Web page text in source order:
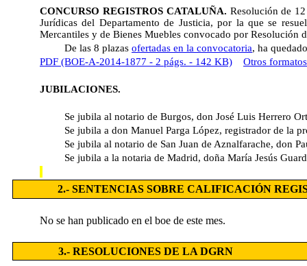
CONCURSO REGISTROS CATALUÑA. Resolución de
Jurídicas del Departamento de Justicia, por la que se
Mercantiles y de Bienes Muebles convocado por Resolución
De las 8 plazas ofertadas en la convocatoria, ha
PDF (BOE-A-2014-1877 - 2 págs. - 142 KB)
Otros formatos
JUBILACIONES.
Se jubila al notario de Burgos, don José Luis Herrero
Se jubila a don Manuel Parga López, registrador de la
Se jubila al notario de San Juan de Aznalfarache, don
Se jubila a la notaria de Madrid, doña María Jesús
2.- SENTENCIAS SOBRE CALIFICACIÓN
No se han publicado en el boe de este mes.
3.- RESOLUCIONES DE LA DGRN